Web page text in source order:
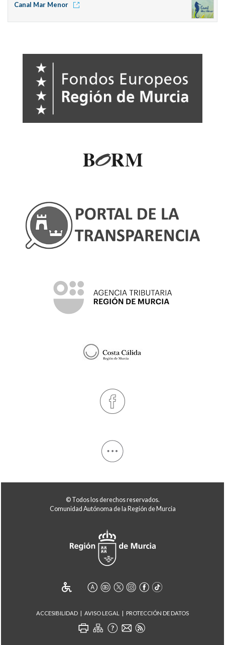
Canal Mar Menor
© Todos los derechos reservados.
Comunidad Autónoma de la Región de Murcia
ACCESIBILIDAD AVISO LEGAL PROTECCIÓN DE DATOS